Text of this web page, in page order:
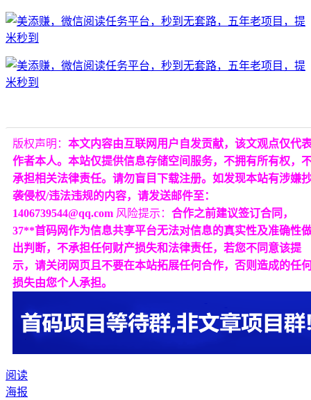
版权声明： 本文内容由互联网用户自发贡献，该文观点仅代
作者本人。本站仅提供信息存储空间服务，不拥有所有权，
承担相关法律责任。请勿盲目下载注册。如发现本站有涉嫌
袭侵权/违法违规的内容，请发送邮件至：
1406739544@qq.com 风险提示： 合作之前建议签订合同，
37**首码网作为信息共享平台无法对信息的真实性及准确性
出判断，不承担任何财产损失和法律责任，若您不同意该提
示，请关闭网页且不要在本站拓展任何合作，否则造成的任
损失由您个人承担。
阅读
海报